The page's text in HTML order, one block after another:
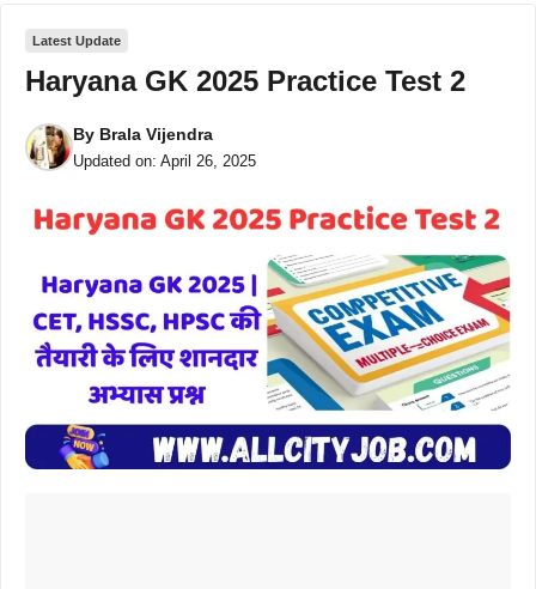
Latest Update
Haryana GK 2025 Practice Test 2
By Brala Vijendra
Updated on: April 26, 2025